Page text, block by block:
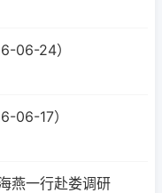
06-24）
06-17）
燕一行赴娄调研